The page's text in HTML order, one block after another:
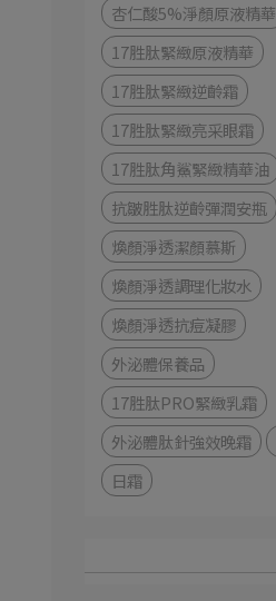
杏仁酸5%淨顏原液精華
17胜肽緊緻原液精華
17胜肽緊緻逆齡霜
17胜肽緊緻亮采眼霜
17胜肽角鯊緊緻精華油
抗皺胜肽逆齡彈潤安瓶
煥顏淨透潔顏慕斯
煥顏淨透調理化妝水
煥顏淨透抗痘凝膠
外泌體保養品
17胜肽PRO緊緻乳霜
外泌體肽針強效晚霜
日霜